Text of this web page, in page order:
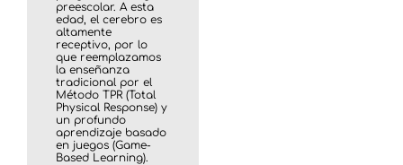
preescolar. A esta
edad, el cerebro es
altamente
receptivo, por lo
que reemplazamos
la enseñanza
tradicional por el
Método TPR (Total
Physical Response) y
un profundo
aprendizaje basado
en juegos (Game-
Based Learning).